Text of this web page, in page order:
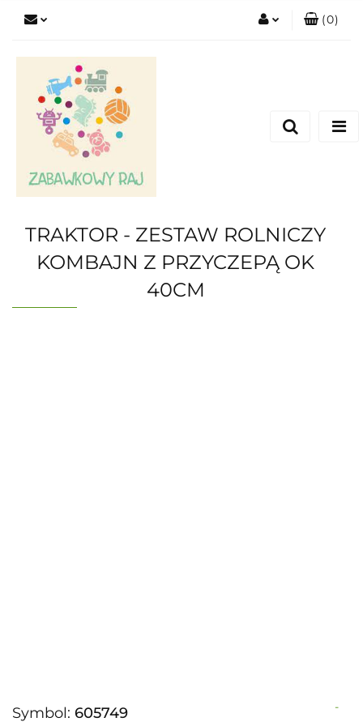
(0)
TRAKTOR - ZESTAW ROLNICZY
KOMBAJN Z PRZYCZEPĄ OK
40CM
Symbol: 605749 -